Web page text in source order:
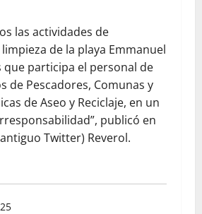
las actividades de
de la playa Emmanuel
que participa el personal de
de Pescadores, Comunas y
de Aseo y Reciclaje, en un
publicó en
Twitter) Reverol.
25